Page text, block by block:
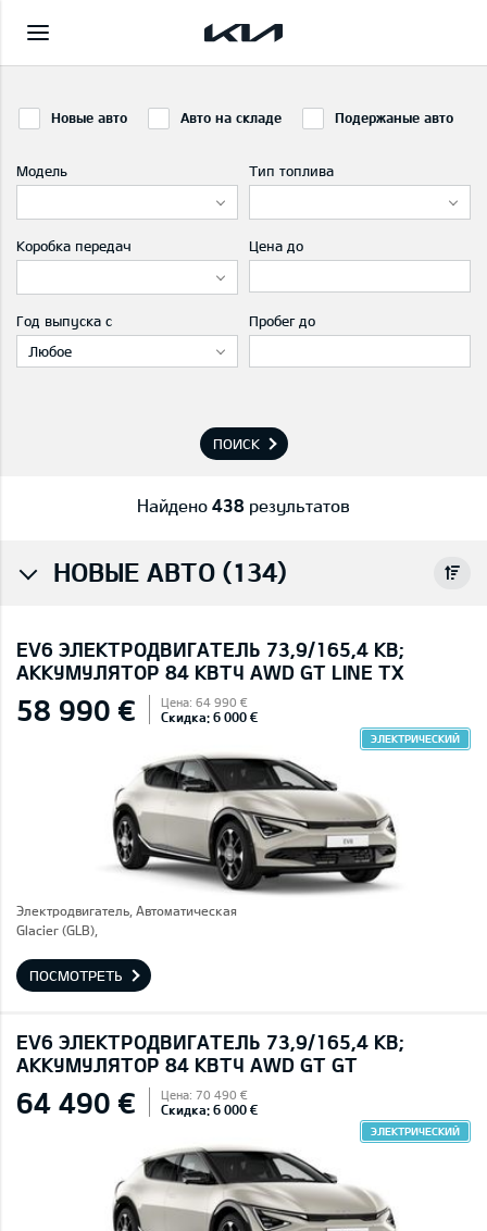
Новые авто Авто на складе Подержаные авто
Модель Тип топлива
Коробка передач Цена до
Год выпуска с
Любое
Пробег до
ПОИСК
Найдено 438 результатов
НОВЫЕ АВТО (134)
EV6 ЭЛЕКТРОДВИГАТЕЛЬ 73,9/165,4 КВ;
AККУМУЛЯТОР 84 КВТЧ AWD GT LINE TX
58 990 € Цена: 64 990 €
Скидка: 6 000 €
ЭЛЕКТРИЧЕСКИЙ
Электродвигатель, Автоматическая
Glacier (GLB),
ПОСМОТРЕТЬ
EV6 ЭЛЕКТРОДВИГАТЕЛЬ 73,9/165,4 КВ;
AККУМУЛЯТОР 84 КВТЧ AWD GT GT
64 490 € Цена: 70 490 €
Скидка: 6 000 €
ЭЛЕКТРИЧЕСКИЙ